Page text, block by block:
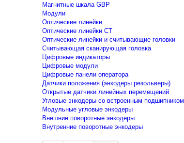
Магнитные шкала GBP
Модули
Оптические линейки
Оптические линейки CT
Оптические линейки и считывающие головки
Считывающая сканирующая головка
Цифровые индикаторы
Цифровые модули
Цифровые панели оператора
Датчики положения (энкодеры резольверы)
Открытые датчики линейных перемещений
Угловые энкодеры со встроенным подшипником
Модульные угловые энкодеры
Внешние поворотные энкодеры
Внутренние поворотные энкодеры